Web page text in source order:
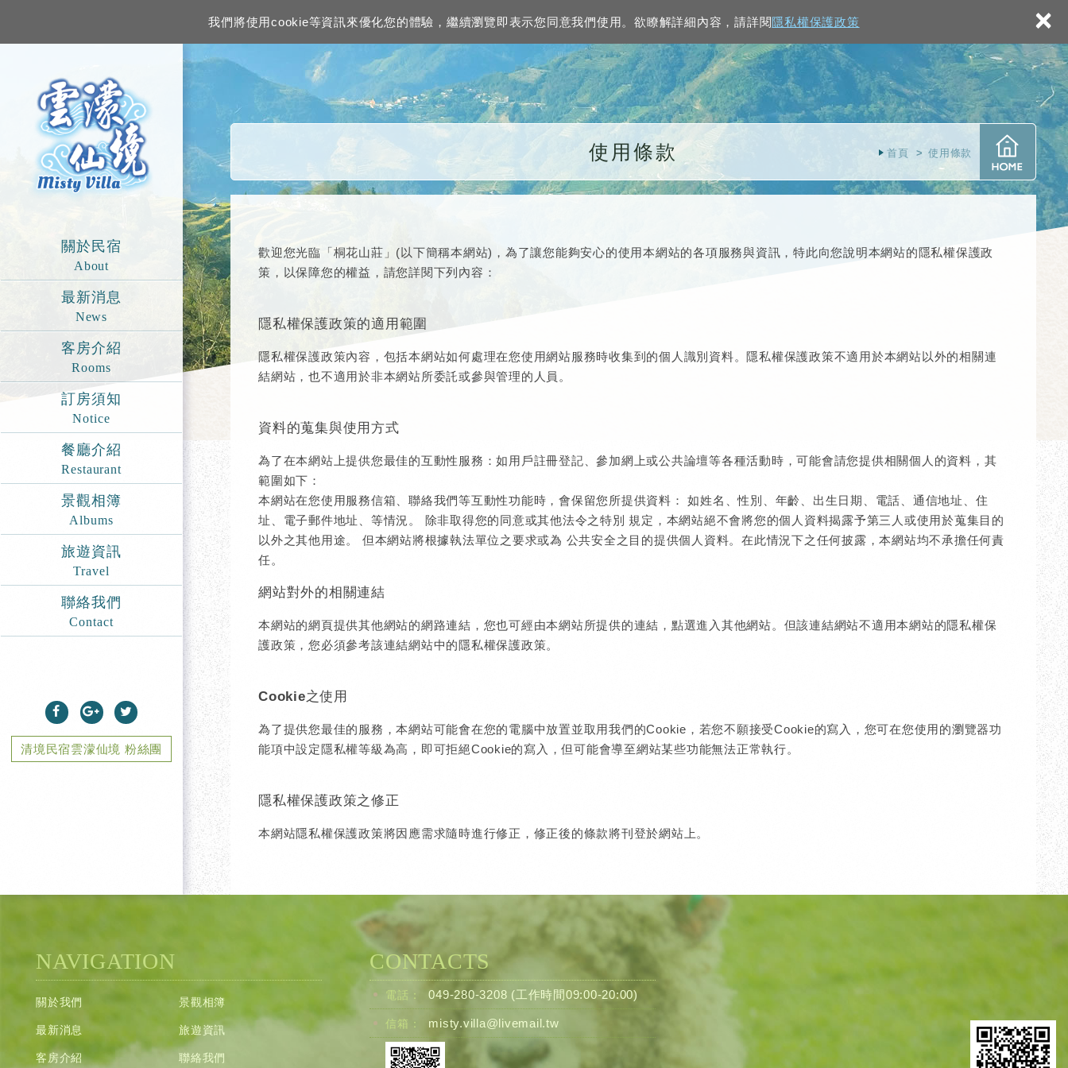
我們將使用cookie等資訊來優化您的體驗，繼續瀏覽即表示您同意我們使用。欲瞭解詳細內容，請詳閱隱私權保護政策 ×
關於民宿
About
最新消息
News
客房介紹
Rooms
訂房須知
Notice
餐廳介紹
Restaurant
景觀相簿
Albums
旅遊資訊
Travel
聯絡我們
Contact
清境民宿雲濛仙境 粉絲團
首頁 使用條款
使用條款
歡迎您光臨「桐花山莊」(以下簡稱本網站)，為了讓您能夠安心的使用本網站的各項服務與資訊，特此向您說明本網站的隱私權保護政
策，以保障您的權益，請您詳閱下列內容：
隱私權保護政策的適用範圍
隱私權保護政策內容，包括本網站如何處理在您使用網站服務時收集到的個人識別資料。隱私權保護政策不適用於本網站以外的相關連
結網站，也不適用於非本網站所委託或參與管理的人員。
資料的蒐集與使用方式
為了在本網站上提供您最佳的互動性服務：如用戶註冊登記、參加網上或公共論壇等各種活動時，可能會請您提供相關個人的資料，其
範圍如下：
本網站在您使用服務信箱、聯絡我們等互動性功能時，會保留您所提供資料： 如姓名、性別、年齡、出生日期、電話、通信地址、住
址、電子郵件地址、等情況。 除非取得您的同意或其他法令之特別 規定，本網站絕不會將您的個人資料揭露予第三人或使用於蒐集目的
以外之其他用途。 但本網站將根據執法單位之要求或為 公共安全之目的提供個人資料。在此情況下之任何披露，本網站均不承擔任何責
任。
網站對外的相關連結
本網站的網頁提供其他網站的網路連結，您也可經由本網站所提供的連結，點選進入其他網站。但該連結網站不適用本網站的隱私權保
護政策，您必須參考該連結網站中的隱私權保護政策。
Cookie之使用
為了提供您最佳的服務，本網站可能會在您的電腦中放置並取用我們的Cookie，若您不願接受Cookie的寫入，您可在您使用的瀏覽器功
能項中設定隱私權等級為高，即可拒絕Cookie的寫入，但可能會導至網站某些功能無法正常執行。
隱私權保護政策之修正
本網站隱私權保護政策將因應需求隨時進行修正，修正後的條款將刊登於網站上。
NAVIGATION
關於我們
最新消息
客房介紹
景觀相簿
旅遊資訊
聯絡我們
CONTACTS
電話： 049-280-3208 (工作時間09:00-20:00)
信箱： misty.villa@livemail.tw